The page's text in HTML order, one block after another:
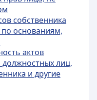
собственника
основаниям,
актов
должностных лиц,
и другие